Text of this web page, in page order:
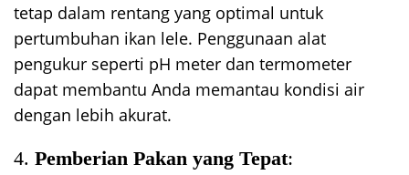
tetap dalam rentang yang optimal untuk
pertumbuhan ikan lele. Penggunaan alat
pengukur seperti pH meter dan termometer
dapat membantu Anda memantau kondisi air
dengan lebih akurat.
4. Pemberian Pakan yang Tepat: